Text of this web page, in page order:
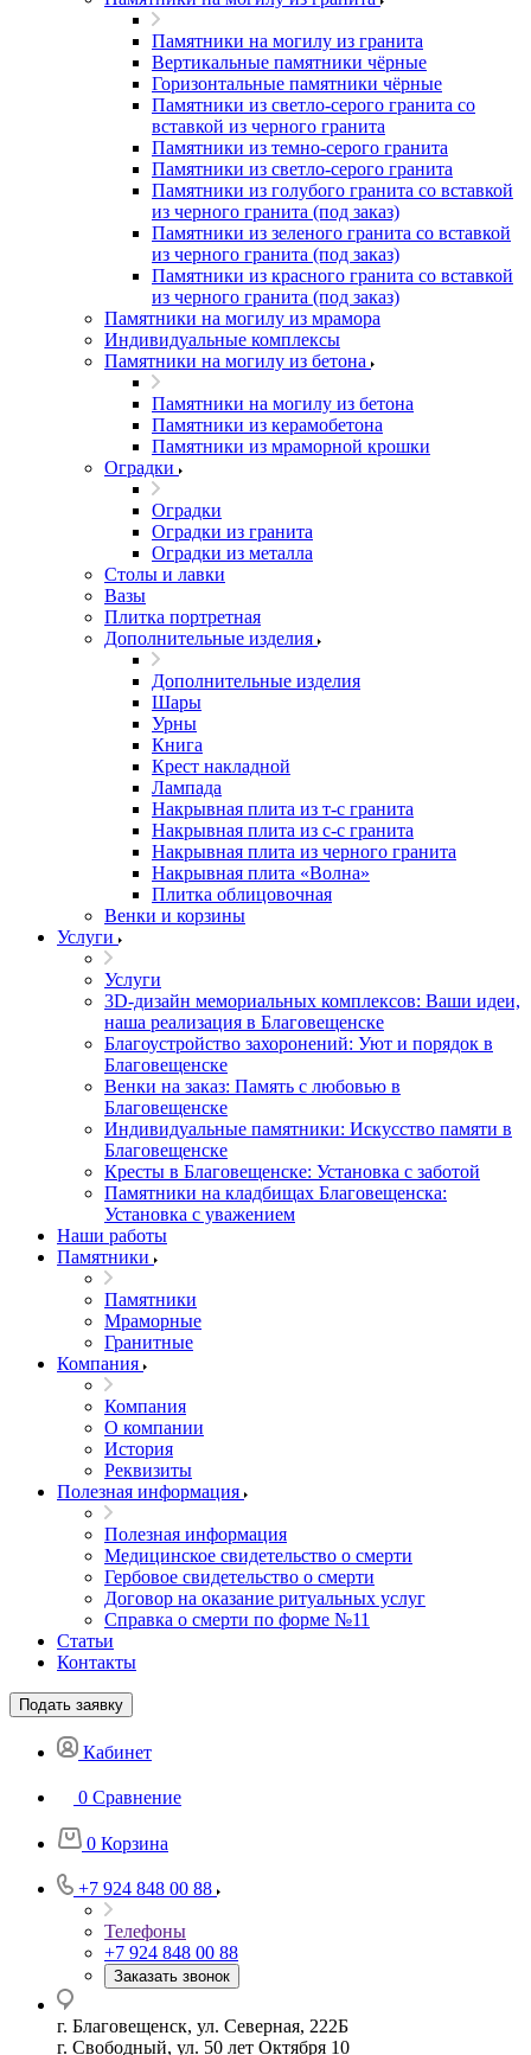
Памятники на могилу из гранита
Вертикальные памятники чёрные
Горизонтальные памятники чёрные
Памятники из светло-серого гранита со
вставкой из черного гранита
Памятники из темно-серого гранита
Памятники из светло-серого гранита
Памятники из голубого гранита со вставкой
из черного гранита (под заказ)
Памятники из зеленого гранита со вставкой
из черного гранита (под заказ)
Памятники из красного гранита со вставкой
из черного гранита (под заказ)
Памятники на могилу из мрамора
Индивидуальные комплексы
Памятники на могилу из бетона
Памятники на могилу из бетона
Памятники из керамобетона
Памятники из мраморной крошки
Оградки
Оградки
Оградки из гранита
Оградки из металла
Столы и лавки
Вазы
Плитка портретная
Дополнительные изделия
Дополнительные изделия
Шары
Урны
Книга
Крест накладной
Лампада
Накрывная плита из т-с гранита
Накрывная плита из с-с гранита
Накрывная плита из черного гранита
Накрывная плита «Волна»
Плитка облицовочная
Венки и корзины
Услуги
Услуги
3D-дизайн мемориальных комплексов: Ваши идеи,
наша реализация в Благовещенске
Благоустройство захоронений: Уют и порядок в
Благовещенске
Венки на заказ: Память с любовью в
Благовещенске
Индивидуальные памятники: Искусство памяти в
Благовещенске
Кресты в Благовещенске: Установка с заботой
Памятники на кладбищах Благовещенска:
Установка с уважением
Наши работы
Памятники
Памятники
Мраморные
Гранитные
Компания
Компания
О компании
История
Реквизиты
Полезная информация
Полезная информация
Медицинское свидетельство о смерти
Гербовое свидетельство о смерти
Договор на оказание ритуальных услуг
Справка о смерти по форме №11
Статьи
Контакты
Подать заявку
Кабинет
0 Сравнение
0 Корзина
+7 924 848 00 88
Телефоны
+7 924 848 00 88
Заказать звонок
г. Благовещенск, ул. Северная, 222Б
г. Свободный, ул. 50 лет Октября 10